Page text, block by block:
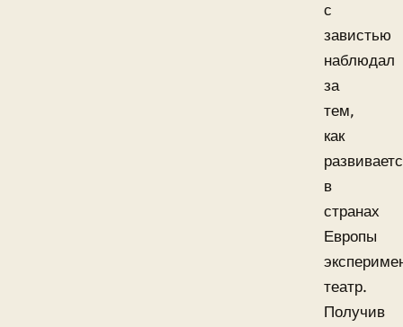
с
завистью
наблюдал
за
тем,
как
в
странах
Европы
театр.
Получив